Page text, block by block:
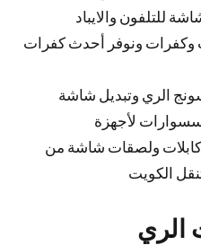
للتلفون والايباد
وكفرات ونوفر أحدث كفرات
الري وتبديل شاشة
لأجهزة
ولصقات شاشة من
الكويت
الري